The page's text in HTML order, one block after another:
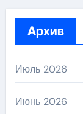
Архив
Июль 2026
Июнь 2026